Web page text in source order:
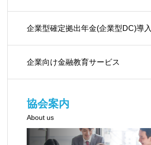
企業型確定拠出年金(企業型DC)導入
サービス
企業向け金融教育サービス
協会案内
About us